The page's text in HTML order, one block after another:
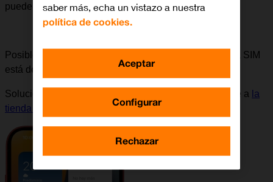
puede haber varias causas al problema.
Posible causa 1 de 6:
Se puede comprobar si la tarjeta SIM
está defectuosa, insertándola en otro móvil.
Solución: Para solicitar una nueva tarjeta SIM, dirigirse a la
tienda de Orange
más cercana.
saber más, echa un vistazo a nuestra
política de cookies.
Configurar
Rechazar
Aceptar